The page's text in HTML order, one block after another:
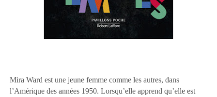
Mira Ward est une jeune femme comme les autres, dans
l’Amérique des années 1950. Lorsqu’elle apprend qu’elle est